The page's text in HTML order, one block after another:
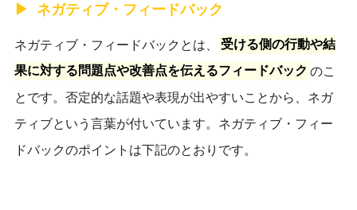
ネガティブ・フィードバック
​​ネガティブ・フィードバックとは、
受ける側の行動や結
果に対する問題点や改善点を伝えるフィードバック のこ
とです。否定的な話題や表現が出やすいことから、ネガ
ティブという言葉が付いています。ネガティブ・フィー
ドバックのポイントは下記のとおりです。